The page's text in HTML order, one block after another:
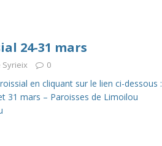
24-31 mars
Syrieix 0
en cliquant sur le lien ci-dessous :
31 mars – Paroisses de Limoilou